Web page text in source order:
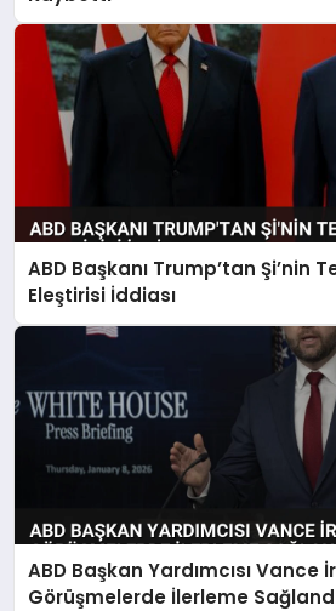
ABD Başkanı Trump’tan Şi’nin
Eleştirisi İddiası
ABD Başkan Yardımcısı Vance
Görüşmelerde İlerleme